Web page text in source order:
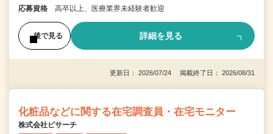
応募資格 高卒以上、医療業界未経験者歓迎
後で見る 詳細を見る
更新日： 2026/07/24 掲載終了日： 2026/08/31
化粧品などに関する在宅調査員・在宅モニター
株式会社ビサーチ